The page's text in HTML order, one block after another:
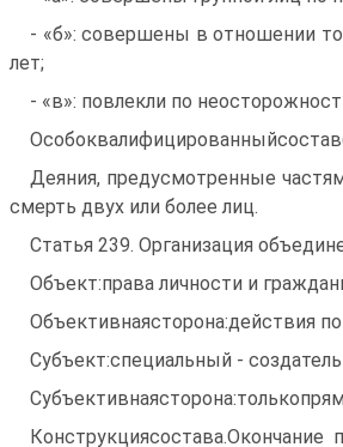
- «б»: совершены в отношении
лет;
- «в»: повлекли по
Деяния, предусмотренные
смерть двух или более лиц.
Статья 239. Организация
Объект:права личности и
Объективнаясторона:действия
Субъект:специальный -